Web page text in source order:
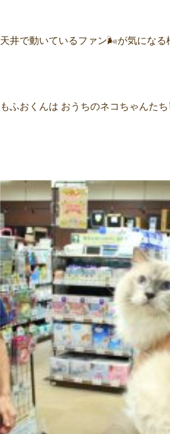
天井で動いているファン🌬が気になる
もふおくんは おうちのネコちゃんたち